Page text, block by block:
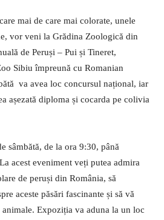
mai de care mai colorate, unele
vor veni la Grădina Zoologică din
de Peruși – Pui și Tineret,
Sibiu împreună cu Romanian
va avea loc concursul național, iar
așezată diploma și cocarda pe colivia
sâmbătă, de la ora 9:30, până
acest eveniment veți putea admira
de peruși din România, să
aceste păsări fascinante și să vă
Expoziția va aduna la un loc